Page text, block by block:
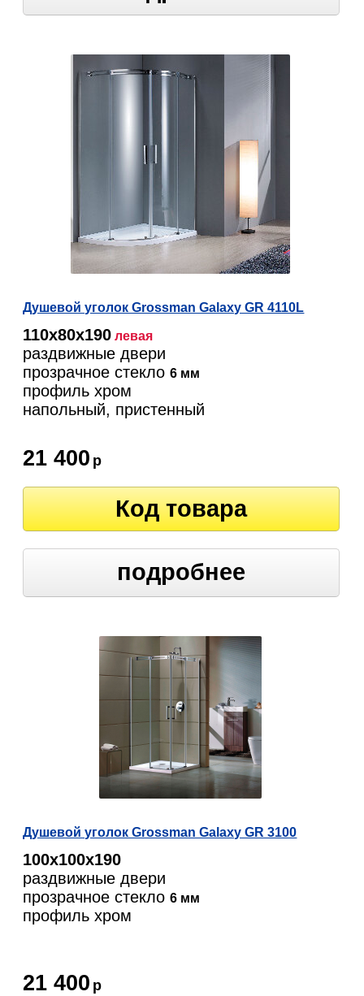
Душевой уголок Grossman Galaxy GR 4110L
110х80х190 левая
раздвижные двери
прозрачное стекло6 мм
профиль хром
напольный, пристенный
21 400 р
Код товара
подробнее
Душевой уголок Grossman Galaxy GR 3100
100х100х190
раздвижные двери
прозрачное стекло6 мм
профиль хром
21 400 р